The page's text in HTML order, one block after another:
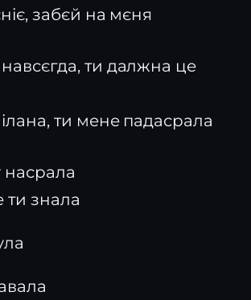
забєй на мєня
ти далжна це
ти мене падасрала
насрала
ти знала